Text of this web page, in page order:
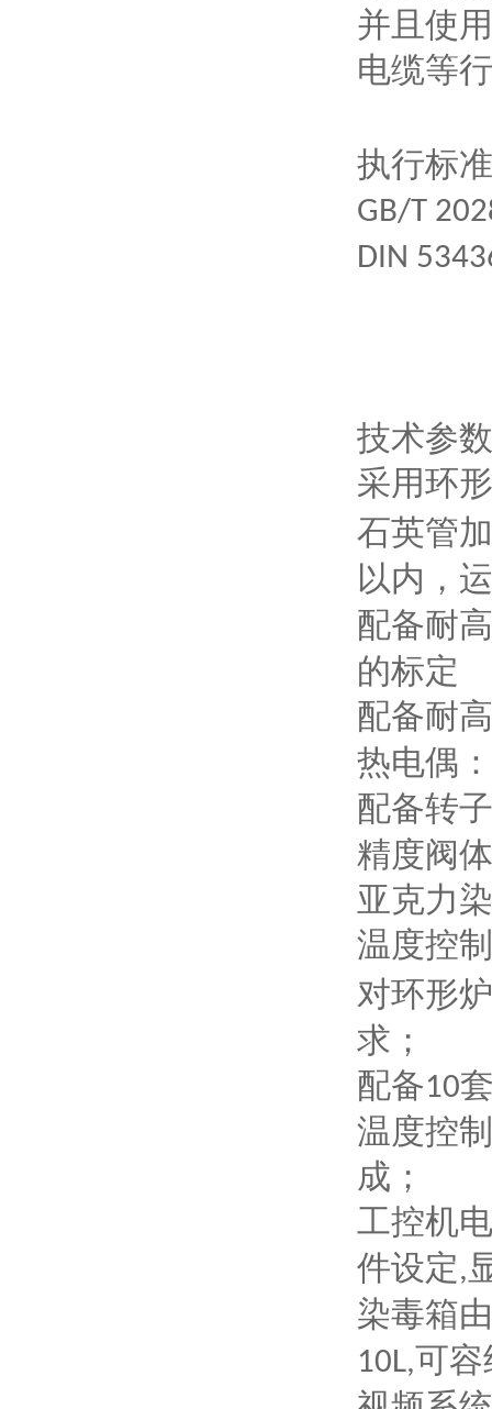
并且使
电缆等
执行标准
GB/T
DIN
技术参数
采用环
石英管
以内 ，
配备耐
的标定
配备耐
热电偶
配备转
精度阀
亚克力
温度控
对环形
求 ；
配备10
温度控
成；
工控机
件设定,
染毒箱
10L,可容